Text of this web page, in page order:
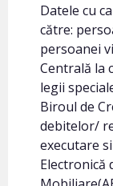
Datele cu
către:
persoanei
Centrală la
legii
Biroul de
debitelor/
executare
Electronică